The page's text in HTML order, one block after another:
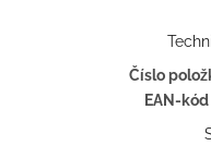
Číslo
EAN-kód